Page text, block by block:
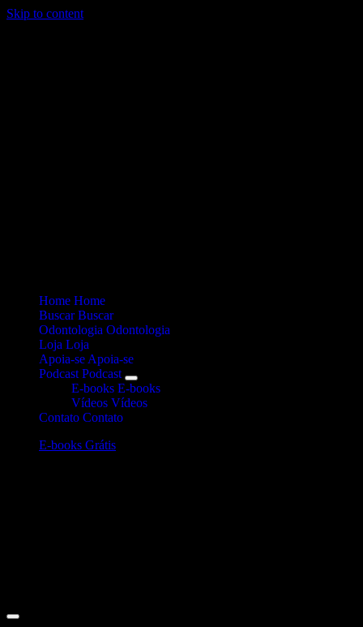
Skip to content
Home Home
Buscar Buscar
Odontologia Odontologia
Loja Loja
Apoia-se Apoia-se
Podcast Podcast
E-books E-books
Vídeos Vídeos
Contato Contato
E-books Grátis